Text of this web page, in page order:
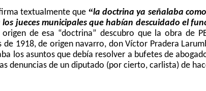
textualmente que “la doctrina ya señalaba
jueces municipales que habían descuidado el
de esa “doctrina” descubro que la obra de
1918, de origen navarro, don Víctor Pradera
los asuntos que debía resolver a bufetes de
denuncias de un diputado (por cierto, carlista) de